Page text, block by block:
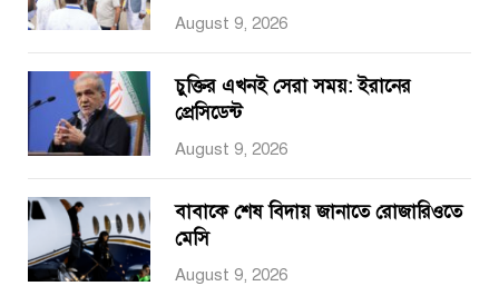
August 9, 2026
চুক্তির এখনই সেরা সময়: ইরানের
প্রেসিডেন্ট
August 9, 2026
বাবাকে শেষ বিদায় জানাতে রোজারিওতে
মেসি
August 9, 2026